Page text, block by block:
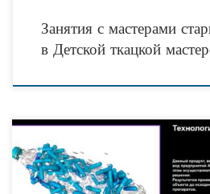
Занятия с мастерами
в Детской ткацкой